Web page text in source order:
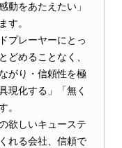
動をあたえたい」
す。
プレーヤーにとっ
どめることなく、
がり・信頼性を極
現化する」「無く
。
欲しいキューステ
れる会社、信頼で